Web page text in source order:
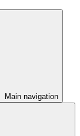
Main navigation